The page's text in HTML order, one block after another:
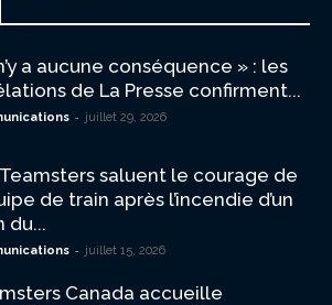
a aucune conséquence » : les
de La Presse confirment...
- juillet 29, 2026
saluent le courage de
de train après l’incendie d’un
du...
- juillet 15, 2026
Canada accueille